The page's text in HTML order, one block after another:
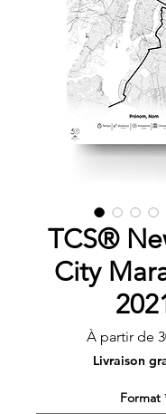
TCS®
City
À partir de
Livraison
Format